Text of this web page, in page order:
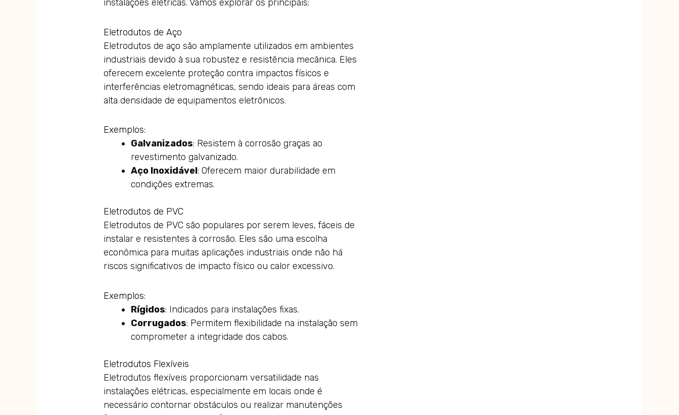
instalações elétricas. Vamos explorar os principais:
Eletrodutos de Aço
Eletrodutos de aço são amplamente utilizados em ambientes
industriais devido à sua robustez e resistência mecânica. Eles
oferecem excelente proteção contra impactos físicos e
interferências eletromagnéticas, sendo ideais para áreas com
alta densidade de equipamentos eletrônicos.
Exemplos:
Galvanizados: Resistem à corrosão graças ao
revestimento galvanizado.
Aço Inoxidável: Oferecem maior durabilidade em
condições extremas.
Eletrodutos de PVC
Eletrodutos de PVC são populares por serem leves, fáceis de
instalar e resistentes à corrosão. Eles são uma escolha
econômica para muitas aplicações industriais onde não há
riscos significativos de impacto físico ou calor excessivo.
Exemplos:
Rígidos: Indicados para instalações fixas.
Corrugados: Permitem flexibilidade na instalação sem
comprometer a integridade dos cabos.
Eletrodutos Flexíveis
Eletrodutos flexíveis proporcionam versatilidade nas
instalações elétricas, especialmente em locais onde é
necessário contornar obstáculos ou realizar manutenções